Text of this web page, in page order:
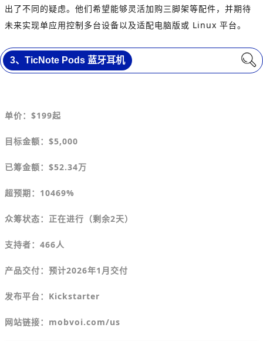
出了不同的疑虑。 他们希望能够灵活加购三脚架等配件，并期待
未来实现单应用控制多台设备以及适配电脑版或 Linux 平台。
3、 TicNote Pods 蓝牙耳机
单价： $199起
目标金额：$5,000
已筹金额： $52.34万
超预期：10469%
众筹状态：正在进行（剩余2天）
支持者：466人
产品交付：预计2026年1月交付
发布平台： Kickstarter
网站链接：mobvoi.com/us